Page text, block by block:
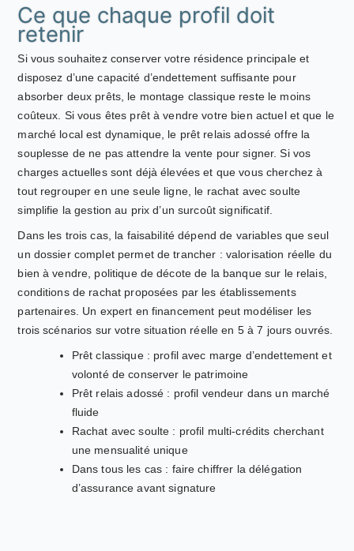
Ce que chaque profil doit
retenir
Si vous souhaitez conserver votre résidence principale et
disposez d’une capacité d’endettement suffisante pour
absorber deux prêts, le montage classique reste le moins
coûteux. Si vous êtes prêt à vendre votre bien actuel et que le
marché local est dynamique, le prêt relais adossé offre la
souplesse de ne pas attendre la vente pour signer. Si vos
charges actuelles sont déjà élevées et que vous cherchez à
tout regrouper en une seule ligne, le rachat avec soulte
simplifie la gestion au prix d’un surcoût significatif.
Dans les trois cas, la faisabilité dépend de variables que seul
un dossier complet permet de trancher : valorisation réelle du
bien à vendre, politique de décote de la banque sur le relais,
conditions de rachat proposées par les établissements
partenaires. Un expert en financement peut modéliser les
trois scénarios sur votre situation réelle en 5 à 7 jours ouvrés.
Prêt classique : profil avec marge d’endettement et
volonté de conserver le patrimoine
Prêt relais adossé : profil vendeur dans un marché
fluide
Rachat avec soulte : profil multi-crédits cherchant
une mensualité unique
Dans tous les cas : faire chiffrer la délégation
d’assurance avant signature